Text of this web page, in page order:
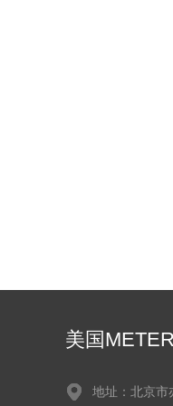
美国
地址：北京